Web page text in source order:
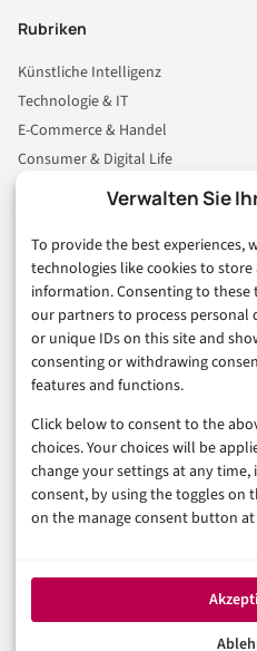
Verwalten Sie
To provide the best experiences,
technologies like cookies to store
information. Consenting to
our partners to process personal
or unique IDs on this site and
consenting or withdrawing
features and functions.
Click below to consent to the
choices. Your choices will be
change your settings at any
consent, by using the toggles on
on the manage consent button
Rubriken
Künstliche Intelligenz
Technologie & IT
E-Commerce & Handel
Consumer & Digital Life
Business & Karriere
Sicherheit & Recht
Digitalisierung
Marketing
Magazin
Unsere Redaktion
Werbeformate & Media Kit
Rechtliches
Datenschutzerklärung (EU)
Cookie-Richtlinie (EU)